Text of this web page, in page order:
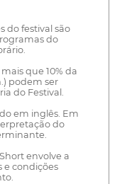
do festival são
do
que 10% da
podem ser
do Festival.
em inglês. Em
do
envolve a
e condições